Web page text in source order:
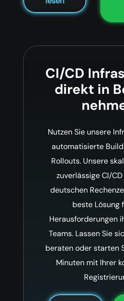
CI/CD
direkt in
Nutzen Sie unsere
automatisierte
Rollouts. Unsere
zuverlässige CI/
deutschen
beste Lösung
Herausforderungen
Teams. Lassen Sie
beraten oder starten
Minuten mit Ihrer